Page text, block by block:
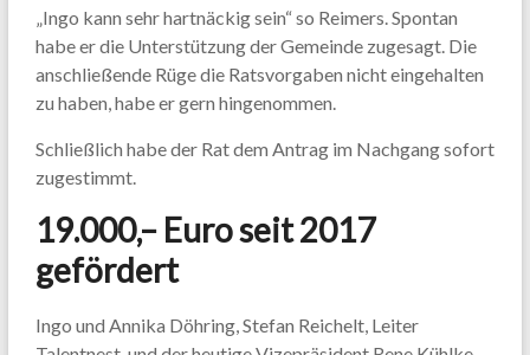
„Ingo kann sehr hartnäckig sein“ so Reimers. Spontan
habe er die Unterstützung der Gemeinde zugesagt. Die
anschließende Rüge die Ratsvorgaben nicht eingehalten
zu haben, habe er gern hingenommen.
Schließlich habe der Rat dem Antrag im Nachgang sofort
zugestimmt.
19.000,– Euro seit 2017
gefördert
Ingo und Annika Döhring, Stefan Reichelt, Leiter